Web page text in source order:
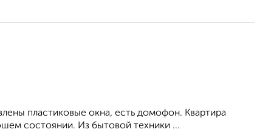
пластиковые окна, есть домофон. Квартира
состоянии. Из бытовой техники ...